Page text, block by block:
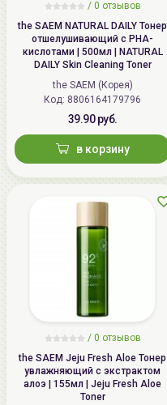
/ 0 отзывов
the SAEM NATURAL DAILY Тонер
отшелушивающий с PHA-
кислотами | 500мл | NATURAL
DAILY Skin Cleaning Toner
the SAEM (Корея)
Код: 8806164179796
39.90 руб.
в корзину
/ 0 отзывов
the SAEM Jeju Fresh Aloe Тонер
увлажняющий с экстрактом
алоэ | 155мл | Jeju Fresh Aloe
Toner